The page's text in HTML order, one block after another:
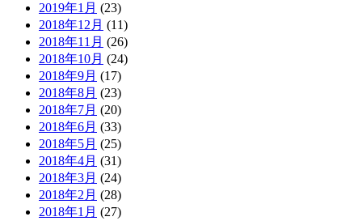
2019年1月 (23)
2018年12月 (11)
2018年11月 (26)
2018年10月 (24)
2018年9月 (17)
2018年8月 (23)
2018年7月 (20)
2018年6月 (33)
2018年5月 (25)
2018年4月 (31)
2018年3月 (24)
2018年2月 (28)
2018年1月 (27)